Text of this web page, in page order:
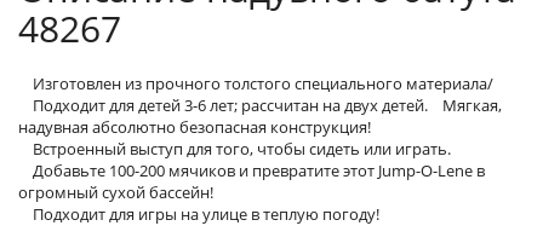
48267
Изготовлен из прочного толстого специального материала/
Подходит для детей 3-6 лет; рассчитан на двух детей. Мягкая,
надувная абсолютно безопасная конструкция!
Встроенный выступ для того, чтобы сидеть или играть.
Добавьте 100-200 мячиков и превратите этот Jump-O-Lene в
огромный сухой бассейн!
Подходит для игры на улице в теплую погоду!